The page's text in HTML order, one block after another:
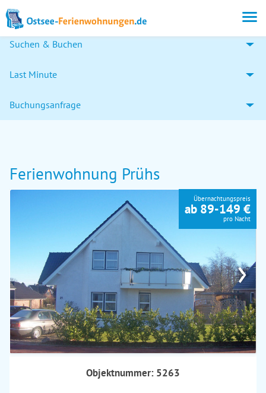
Suchen & Buchen
Last Minute
Buchungsanfrage
Ferienwohnung Prühs
›
Übernachtungspreis
ab 89-149 €
pro Nacht
Objektnummer: 5263